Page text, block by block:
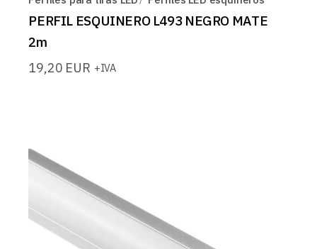
PERFIL ESQUINERO L493 NEGRO MATE
2m
19,20 EUR +IVA